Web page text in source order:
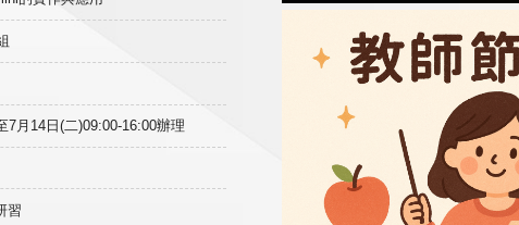
7月14日(二)09:00-16:00辦理
習